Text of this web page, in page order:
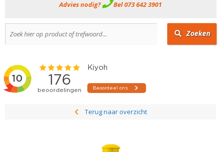
Advies nodig? Bel 073 642 3901
Zoeken
Terug naar overzicht